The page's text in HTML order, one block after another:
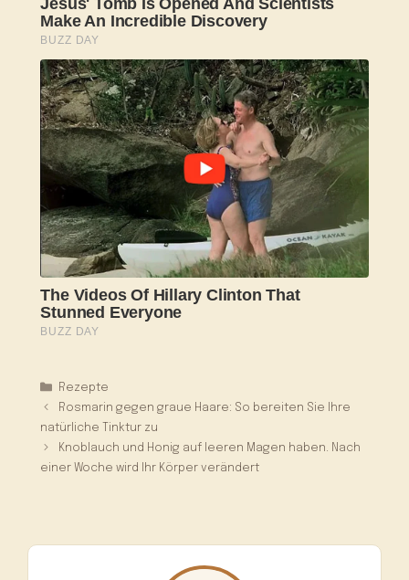
Kategorien
Rezepte
Rosmarin gegen graue Haare: So bereiten Sie Ihre
natürliche Tinktur zu
Knoblauch und Honig auf leeren Magen haben. Nach
einer Woche wird Ihr Körper verändert